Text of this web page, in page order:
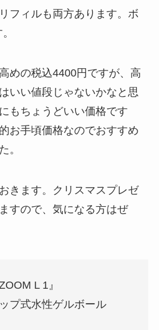
フィルも両方あります。ボ
めの税込4400円ですが、高
いい値段じゃないかなと思
もちょうどいい価格です
お手頃価格なのでおすすめ
。
きます。クリスマスプレゼ
すので、気になる方はぜ
L 1』
プ式水性ゲルボール